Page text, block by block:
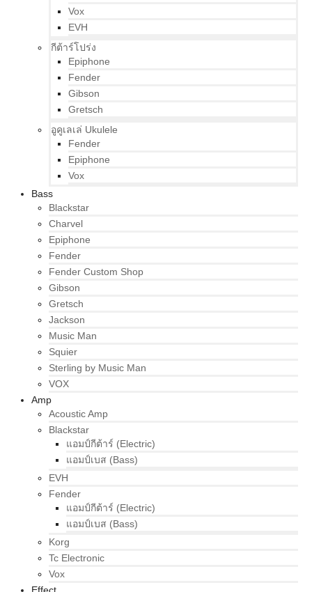
Vox
EVH
กีต้าร์โปร่ง
Epiphone
Fender
Gibson
Gretsch
อูคูเลเล่ Ukulele
Fender
Epiphone
Vox
Bass
Blackstar
Charvel
Epiphone
Fender
Fender Custom Shop
Gibson
Gretsch
Jackson
Music Man
Squier
Sterling by Music Man
VOX
Amp
Acoustic Amp
Blackstar
แอมป์กีต้าร์ (Electric)
แอมป์เบส (Bass)
EVH
Fender
แอมป์กีต้าร์ (Electric)
แอมป์เบส (Bass)
Korg
Tc Electronic
Vox